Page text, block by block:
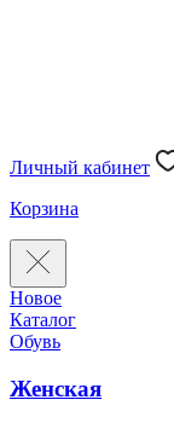
Личный кабинет
Корзина
Новое
Каталог
Обувь
Женская